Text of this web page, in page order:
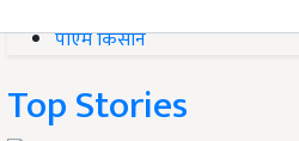
पीएम किसान
Top Stories